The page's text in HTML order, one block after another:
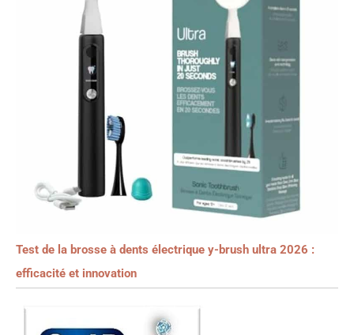
Test de la brosse à dents électrique y-brush ultra 2026 :
efficacité et innovation